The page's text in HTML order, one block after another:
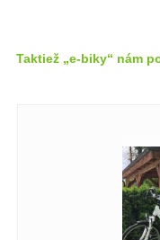
Taktiež „e-biky“ nám